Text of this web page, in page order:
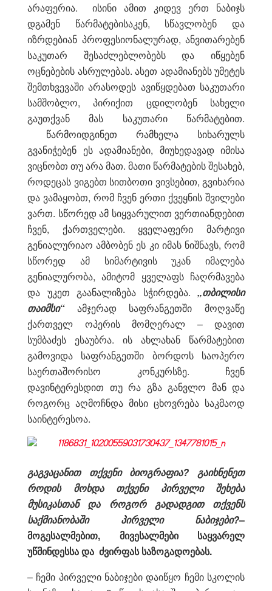
არაფერია. ისინი ამით კიდევ ერთ ნაბიჯს
დგამენ წარმატებისაკენ, სწავლობენ და
იზრდებიან პროფესიონალურად, ანვითარებენ
საკუთარ შესაძლებლობებს და იწყებენ
ოცნებების ასრულებას. ასეთ ადამიანებს უმეტეს
შემთხვევაში არასოდეს ავიწყდებათ საკუთარი
სამშობლო, პირიქით ცდილობენ სახელი
გაუთქვან მას საკუთარი წარმატებით.
წარმოიდგინეთ რამხელა სიხარულს
გვანიჭებენ ეს ადამიანები, მიუხედავად იმისა
ვიცნობთ თუ არა მათ. მათი წარმატების შესახებ,
როდეცას ვიგებთ სითბოთი ვივსებით, გვიხარია
და ვამაყობთ, რომ ჩვენ ერთი ქვეყნის შვილები
ვართ. სწორედ ამ სიყვარულით ვერთიანდებით
ჩვენ, ქართველები. ყველაფერი მარტივი
გენიალურიაო ამბობენ ეს კი იმას ნიშნავს, რომ
სწორედ ამ სიმარტივის უკან იმალება
გენიალურობა, ამიტომ ყველაფს ჩაღრმავება
და უკეთ გაანალიზება სჭირდება. „თბილისი
თაიმსი“ამჯერად საფრანგეთში მოღვაწე
ქართველ ოპერის მომღერალ – დავით
სუმბაძეს ესაუბრა. ის ახლახან წარმატებით
გამოვიდა საფრანგეთში ბორდოს საოპერო
საერთაშორისო კონკურსზე. ჩვენ
დავინტერესდით თუ რა გზა განვლო მან და
როგორც აღმოჩნდა მისი ცხოვრება საკმაოდ
საინტერესოა.
გაგვაცანით თქვენი ბიოგრაფია? გაიხნენეთ
როდის მოხდა თქვენი პირველი შეხება
მუსიკასთან და როგორ გადადგით თქვენს
საქმიანობაში პირველი ნაბიჯები?–
მოგესალმებით, მივესალმები საყვარელ
უწმინდესსა და ძვირფას საზოგადოებას.
– ჩემი პირველი ნაბიჯები დაიწყო ჩემი სკოლის